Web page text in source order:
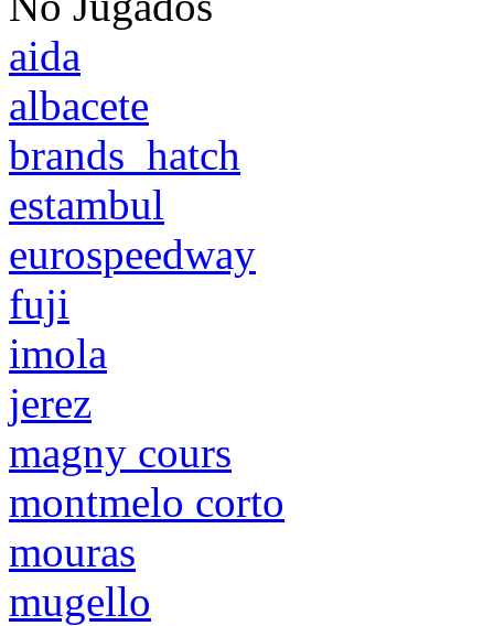
aida
albacete
brands_hatch
estambul
eurospeedway
fuji
imola
jerez
magny cours
montmelo corto
mouras
mugello